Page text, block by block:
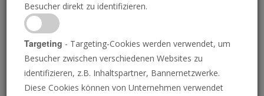
DIE POSAUNE
Besucher direkt zu identifizieren.
Targeting - Targeting-Cookies werden verwendet, um
Besucher zwischen verschiedenen Websites zu
identifizieren, z.B. Inhaltspartner, Bannernetzwerke.
Diese Cookies können von Unternehmen verwendet